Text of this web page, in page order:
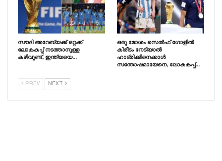
സൗദി അറേബ്യക്ക് ഒറ്റക്ക്
ലോകകപ്പ് നടത്താനുള്ള
കഴിവുണ്ട്, ഇന്ത്യയെ…
ഒരു മോശം സെൽഫ് ഗോളിൽ
കിരീടം നേടിയാൽ
ഹാട്രിക്കിനെക്കാൾ
സന്തോഷമായേനെ, ലോകകപ്പ്…
PREV NEXT